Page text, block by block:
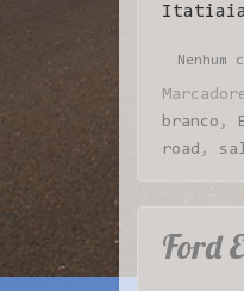
Nenhum
branco ,
road ,
Ford